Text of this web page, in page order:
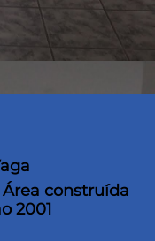
Área construída
2001